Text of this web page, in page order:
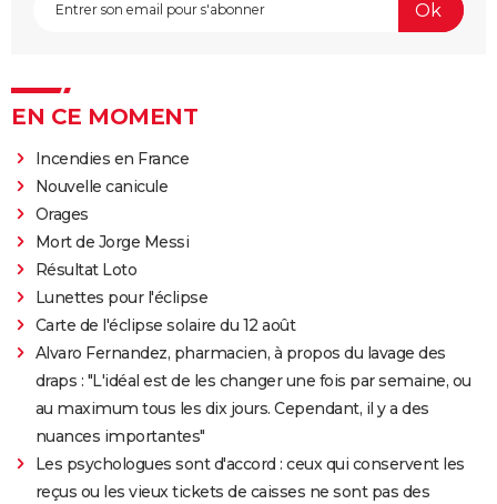
EN CE MOMENT
Incendies en France
Nouvelle canicule
Orages
Mort de Jorge Messi
Résultat Loto
Lunettes pour l'éclipse
Carte de l'éclipse solaire du 12 août
Alvaro Fernandez, pharmacien, à propos du lavage des
draps : "L'idéal est de les changer une fois par semaine, ou
au maximum tous les dix jours. Cependant, il y a des
nuances importantes"
Les psychologues sont d'accord : ceux qui conservent les
reçus ou les vieux tickets de caisses ne sont pas des